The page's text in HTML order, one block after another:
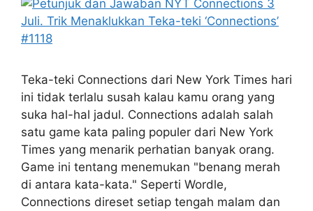
Teka-teki Connections dari New York Times hari
ini tidak terlalu susah kalau kamu orang yang
suka hal-hal jadul. Connections adalah salah
satu game kata paling populer dari New York
Times yang menarik perhatian banyak orang.
Game ini tentang menemukan "benang merah
di antara kata-kata." Seperti Wordle,
Connections direset setiap tengah malam dan